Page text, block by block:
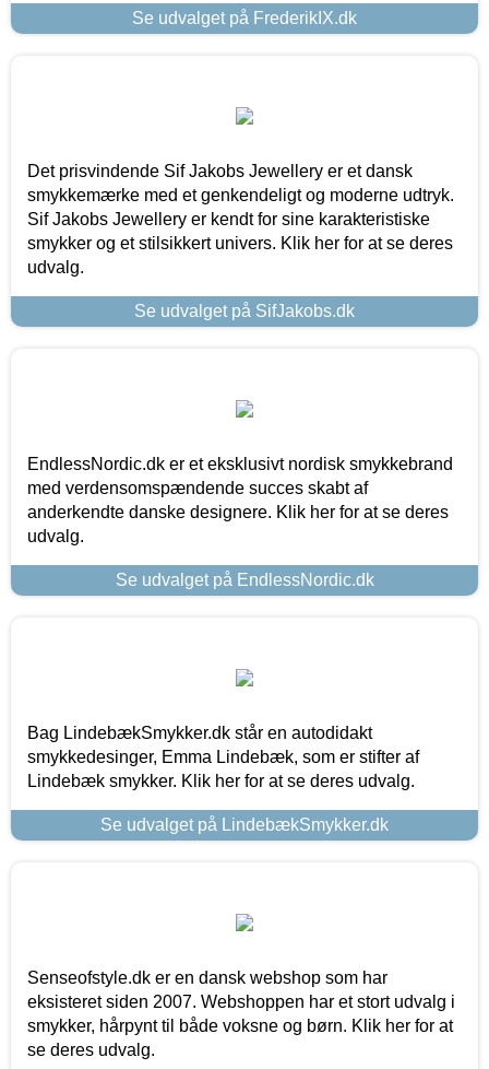
Se udvalget på FrederikIX.dk
Det prisvindende Sif Jakobs Jewellery er et dansk
smykkemærke med et genkendeligt og moderne udtryk.
Sif Jakobs Jewellery er kendt for sine karakteristiske
smykker og et stilsikkert univers. Klik her for at se deres
udvalg.
Se udvalget på SifJakobs.dk
EndlessNordic.dk er et eksklusivt nordisk smykkebrand
med verdensomspændende succes skabt af
anderkendte danske designere. Klik her for at se deres
udvalg.
Se udvalget på EndlessNordic.dk
Bag LindebækSmykker.dk står en autodidakt
smykkedesinger, Emma Lindebæk, som er stifter af
Lindebæk smykker. Klik her for at se deres udvalg.
Se udvalget på LindebækSmykker.dk
Senseofstyle.dk er en dansk webshop som har
eksisteret siden 2007. Webshoppen har et stort udvalg i
smykker, hårpynt til både voksne og børn. Klik her for at
se deres udvalg.